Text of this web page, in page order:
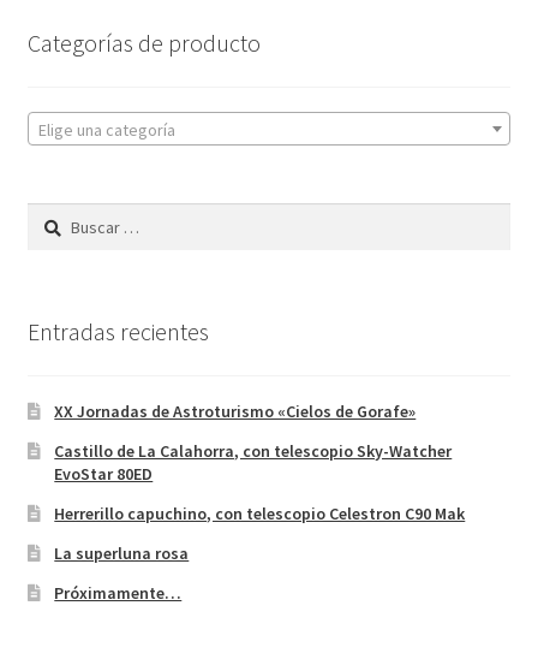
Categorías de producto
Elige una categoría
Buscar:
Entradas recientes
XX Jornadas de Astroturismo «Cielos de Gorafe»
Castillo de La Calahorra, con telescopio Sky-Watcher
EvoStar 80ED
Herrerillo capuchino, con telescopio Celestron C90 Mak
La superluna rosa
Próximamente…